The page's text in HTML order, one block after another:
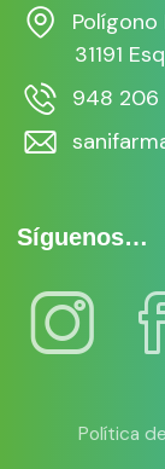
Polígono
31191
948 206
Síguenos…
Política